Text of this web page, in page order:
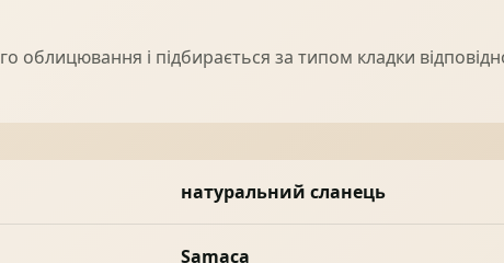
облицювання і підбирається за типом кладки
натуральний сланець
Samaca